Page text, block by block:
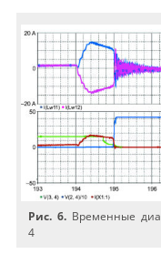
Рис. 6. Временные
4